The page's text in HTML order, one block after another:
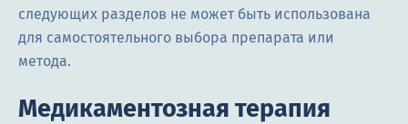
следующих разделов не может быть использована
для самостоятельного выбора препарата или
метода.
Медикаментозная терапия